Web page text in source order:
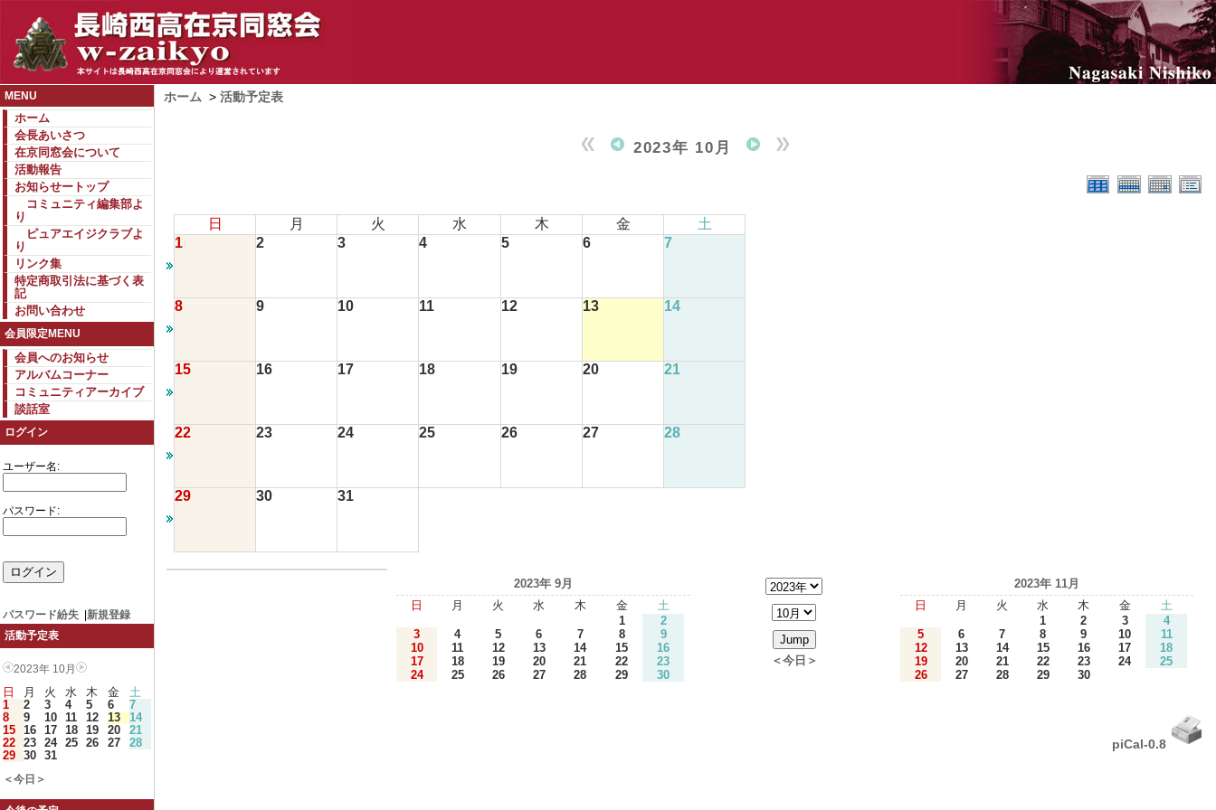
MENU
ホーム
会長あいさつ
在京同窓会について
活動報告
お知らせートップ
コミュニティ編集部よ
り
ピュアエイジクラブよ
り
リンク集
特定商取引法に基づく表
記
お問い合わせ
会員限定MENU
会員へのお知らせ
アルバムコーナー
コミュニティアーカイブ
談話室
ログイン
ユーザー名:
パスワード:
パスワード紛失
新規登録
活動予定表
2023年 10月
日 月 火 水 木 金
土
1
2 3 4 5 6
7
8
9 10 11 12 13
14
15 16 17 18 19 20
21
22 23 24 25 26 27
28
29 30 31
＜今日＞
ホーム > 活動予定表
2023年 10月
日 月 火 水 木 金
土
1
2 3 4 5 6 7
8 9 10 11 12 13 14
15 16 17 18 19 20 21
22 23 24 25 26 27 28
29 30 31
2023年 9月
日
月 火 水 木 金
土
1
2
3
4 5 6 7 8
9
10
11 12 13 14 15
16
17
18 19 20 21 22
23
24
25 26 27 28 29 30
＜今日＞
2023年 11月
日
月 火 水 木 金
土
1
2 3
4
5
6 7 8 9 10
11
12
13 14 15 16 17
18
19
20 21 22 23 24
25
26
27 28 29 30
piCal-0.8